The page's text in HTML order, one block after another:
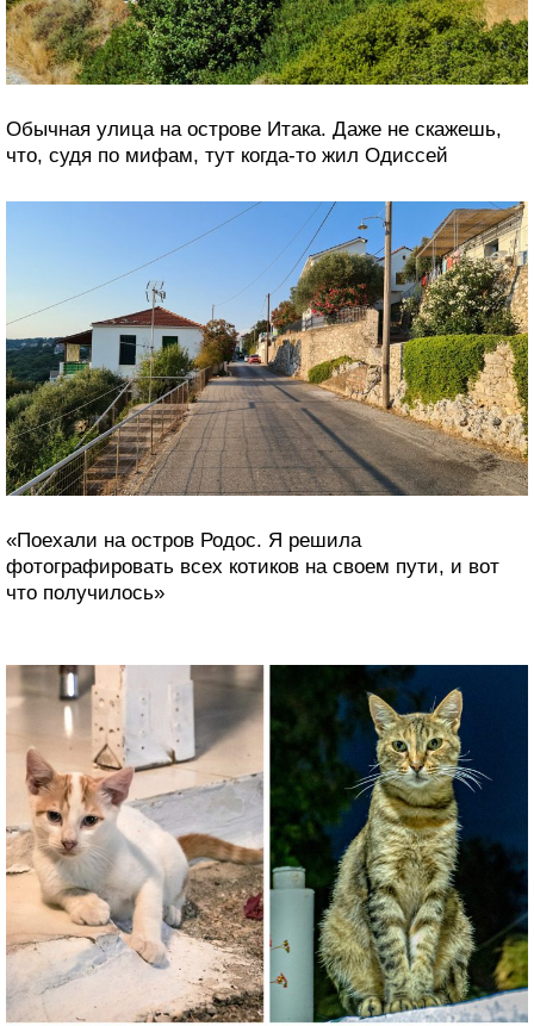
Обычная улица на острове Итака. Даже не скажешь,
что, судя по мифам, тут когда-то жил Одиссей
«Поехали на остров Родос. Я решила
фотографировать всех котиков на своем пути, и вот
что получилось»